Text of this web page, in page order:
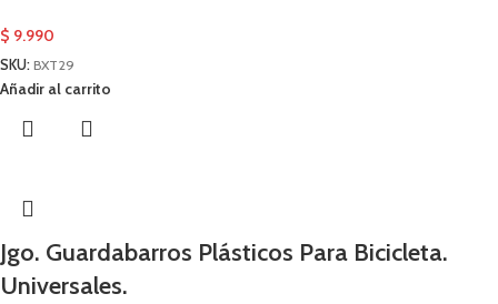
$ 9.990
SKU: BXT29
Añadir al carrito
Jgo. Guardabarros Plásticos Para Bicicleta.
Universales.